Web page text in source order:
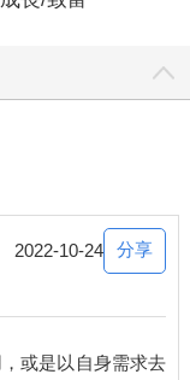
軟（Microsoft）的
常都有60%相關
有60%相關性的股
不能提供更有效的
資組合，就能很容
生的收益，我也收
一千項收益流。因為
種資產類別都編製
信跟那些只追蹤少量
2022-10-24 分享
或是以自身需求去